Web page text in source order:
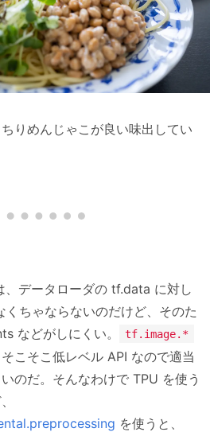
りめんじゃこが良い味出してい
、データローダの tf.data に対し
ちゃならないのだけど、そのた
などがしにくい。
tf.image.*
こそこ低レベル API なので適当
のだ。そんなわけで TPU を使う
を使うと、